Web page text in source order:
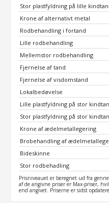
Stor plastfyldning på lille
Krone af alternativt metal
Rodbehandling i fortand
Lille rodbehandling
Mellemstor rodbehandling
Fjernelse af tand
Fjernelse af visdomstand
Lokalbedøvelse
Lille plastfyldning på stor
Stor plastfyldning på stor
Krone af ædelmetallegering
Brobehandling af
Bideskinne
Stor rodbehadling
Prisniveauet er beregnet ud fra
af de angivne priser er Max-priser,
end angivet. Priserne er sidst